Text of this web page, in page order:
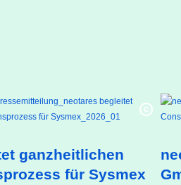
ganzheitlichen
für Sysmex